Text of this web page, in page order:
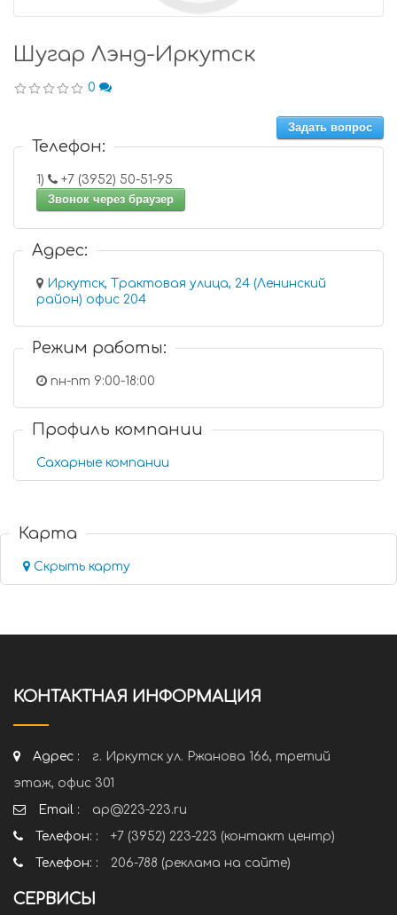
Шугар Лэнд-Иркутск
0
Задать вопрос
Телефон:
1)
+7 (3952) 50-51-95
Звонок через браузер
Адрес:
Иркутск, Трактовая улица, 24 (Ленинский
район) офис 204
Режим работы:
пн-пт 9:00-18:00
Профиль компании
Сахарные компании
Карта
Скрыть карту
КОНТАКТНАЯ ИНФОРМАЦИЯ
Адрес :
г. Иркутск ул. Ржанова 166, третий
этаж, офис 301
Email :
ap@223-223.ru
Телефон: :
+7 (3952) 223-223 (контакт центр)
Телефон: :
206-788 (реклама на сайте)
СЕРВИСЫ